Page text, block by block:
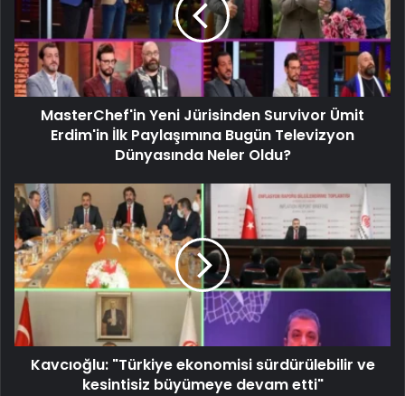
MasterChef'in Yeni Jürisinden Survivor Ümit
Erdim'in İlk Paylaşımına Bugün Televizyon
Dünyasında Neler Oldu?
Kavcıoğlu: "Türkiye ekonomisi sürdürülebilir ve
kesintisiz büyümeye devam etti"